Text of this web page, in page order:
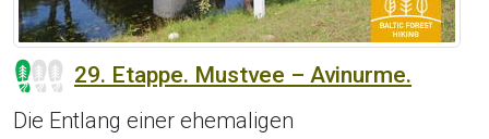
29. Etappe. Mustvee – Avinurme.
Die Entlang einer ehemaligen